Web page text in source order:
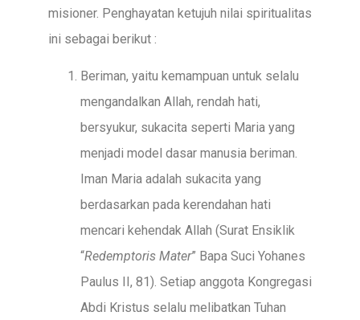
misioner. Penghayatan ketujuh nilai spiritualitas
ini sebagai berikut :
Beriman, yaitu kemampuan untuk selalu
mengandalkan Allah, rendah hati,
bersyukur, sukacita seperti Maria yang
menjadi model dasar manusia beriman.
Iman Maria adalah sukacita yang
berdasarkan pada kerendahan hati
mencari kehendak Allah (Surat Ensiklik
“Redemptoris Mater” Bapa Suci Yohanes
Paulus II, 81). Setiap anggota Kongregasi
Abdi Kristus selalu melibatkan Tuhan